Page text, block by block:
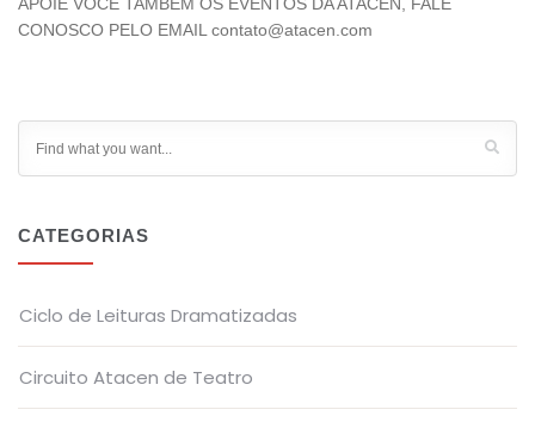
APOIE VOCÊ TAMBÉM OS EVENTOS DA ATACEN, FALE
CONOSCO PELO EMAIL contato@atacen.com
CATEGORIAS
Ciclo de Leituras Dramatizadas
Circuito Atacen de Teatro